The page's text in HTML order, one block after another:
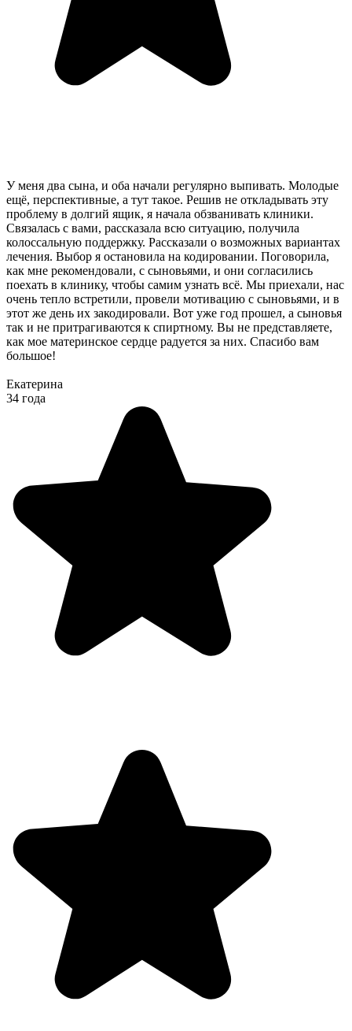
У меня два сына, и оба начали регулярно выпивать. Молодые
ещё, перспективные, а тут такое. Решив не откладывать эту
проблему в долгий ящик, я начала обзванивать клиники.
Связалась с вами, рассказала всю ситуацию, получила
колоссальную поддержку. Рассказали о возможных вариантах
лечения. Выбор я остановила на кодировании. Поговорила,
как мне рекомендовали, с сыновьями, и они согласились
поехать в клинику, чтобы самим узнать всё. Мы приехали, нас
очень тепло встретили, провели мотивацию с сыновьями, и в
этот же день их закодировали. Вот уже год прошел, а сыновья
так и не притрагиваются к спиртному. Вы не представляете,
как мое материнское сердце радуется за них. Спасибо вам
большое!
Екатерина
34 года